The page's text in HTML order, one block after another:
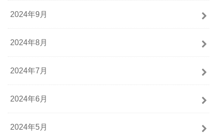
2024年9月
2024年8月
2024年7月
2024年6月
2024年5月